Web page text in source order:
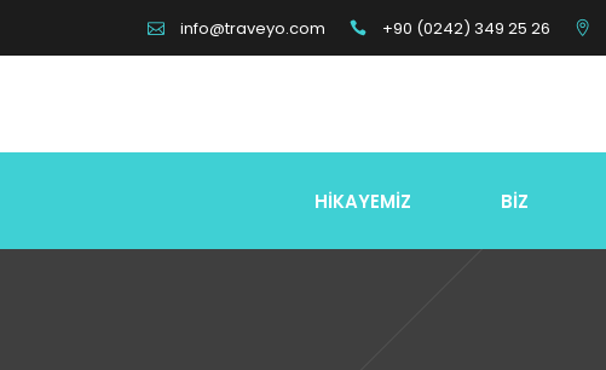
info@traveyo.com +90 (0242) 349 25 26
HİKAYEMİZ BİZ